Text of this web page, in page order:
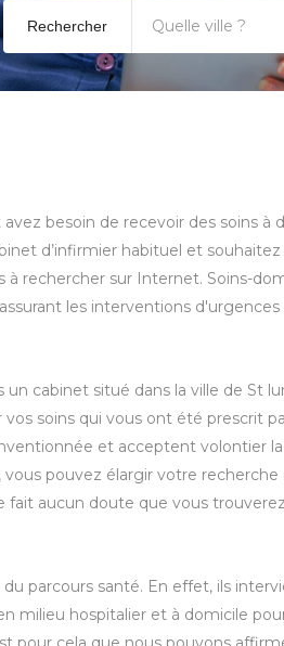
Rechercher
besoin de recevoir des soins à
d’infirmier habituel et
à rechercher sur Internet. Soins-
les interventions
un cabinet situé dans la ville de St
soins qui vous ont été prescrit
et acceptent volontier
pouvez élargir votre
aucun doute que vous
parcours santé. En effet, ils
milieu hospitalier et à domicile